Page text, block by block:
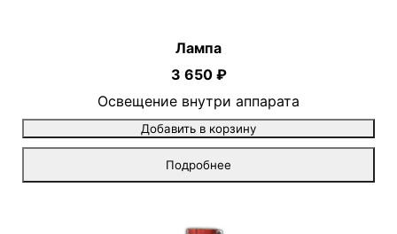
Лампа
3 650 ₽
Освещение внутри аппарата
Добавить в корзину
Подробнее